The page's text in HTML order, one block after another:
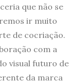
que não se
ir muito
de cocriação.
com a
visual futuro de
da marca